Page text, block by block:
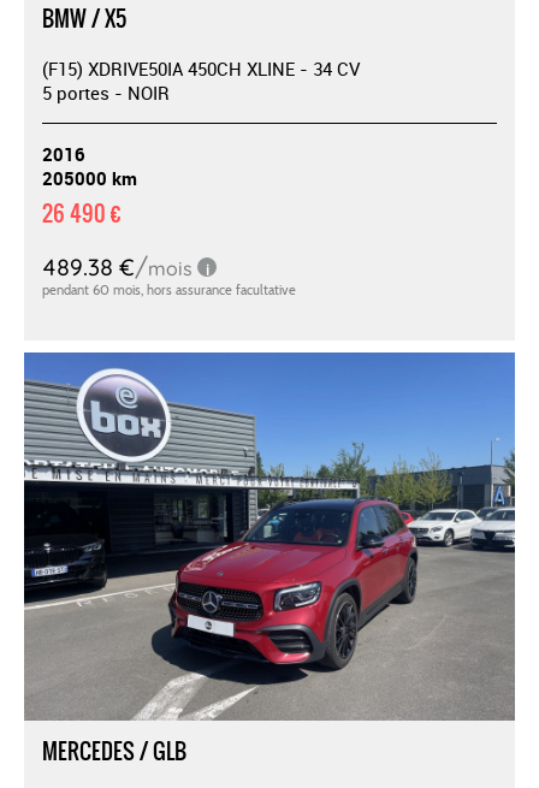
BMW / X5
(F15) XDRIVE50IA 450CH XLINE - 34 CV
5 portes - NOIR
2016
205000 km
26 490 €
MERCEDES / GLB